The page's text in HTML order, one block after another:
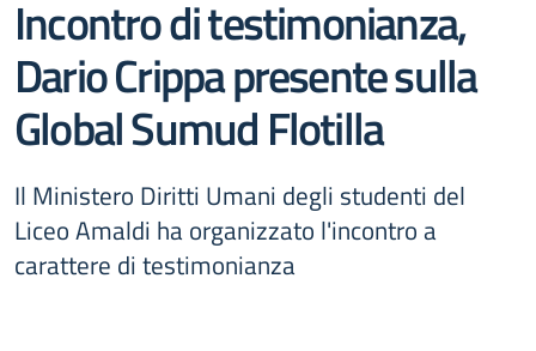
Incontro di testimonianza,
Dario Crippa presente sulla
Global Sumud Flotilla
Il Ministero Diritti Umani degli studenti del
Liceo Amaldi ha organizzato l'incontro a
carattere di testimonianza